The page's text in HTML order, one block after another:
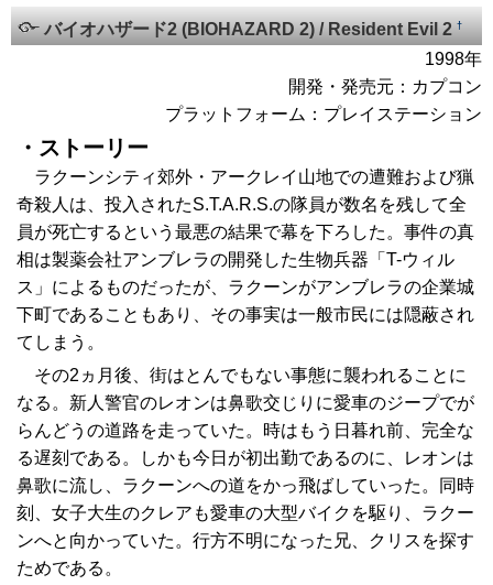
バイオハザード2 (BIOHAZARD 2) / Resident Evil 2†
1998年
開発・発売元：カプコン
プラットフォーム：プレイステーション
・ストーリー
ラクーンシティ郊外・アークレイ山地での遭難および猟
奇殺人は、投入されたS.T.A.R.S.の隊員が数名を残して全
員が死亡するという最悪の結果で幕を下ろした。事件の真
相は製薬会社アンブレラの開発した生物兵器「T-ウィル
ス」によるものだったが、ラクーンがアンブレラの企業城
下町であることもあり、その事実は一般市民には隠蔽され
てしまう。
その2ヵ月後、街はとんでもない事態に襲われることに
なる。新人警官のレオンは鼻歌交じりに愛車のジープでが
らんどうの道路を走っていた。時はもう日暮れ前、完全な
る遅刻である。しかも今日が初出勤であるのに、レオンは
鼻歌に流し、ラクーンへの道をかっ飛ばしていった。同時
刻、女子大生のクレアも愛車の大型バイクを駆り、ラクー
ンへと向かっていた。行方不明になった兄、クリスを探す
ためである。